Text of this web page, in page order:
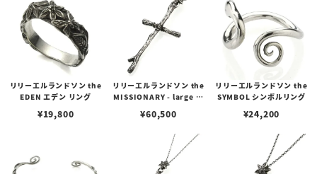
リリーエルランドソン the
EDEN エデン リング
¥19,800
リリーエルランドソン the
MISSIONARY - large ミ
ラージ（トップのみ）
¥60,500
リリーエルランドソン the
SYMBOL シンボルリング
¥24,200